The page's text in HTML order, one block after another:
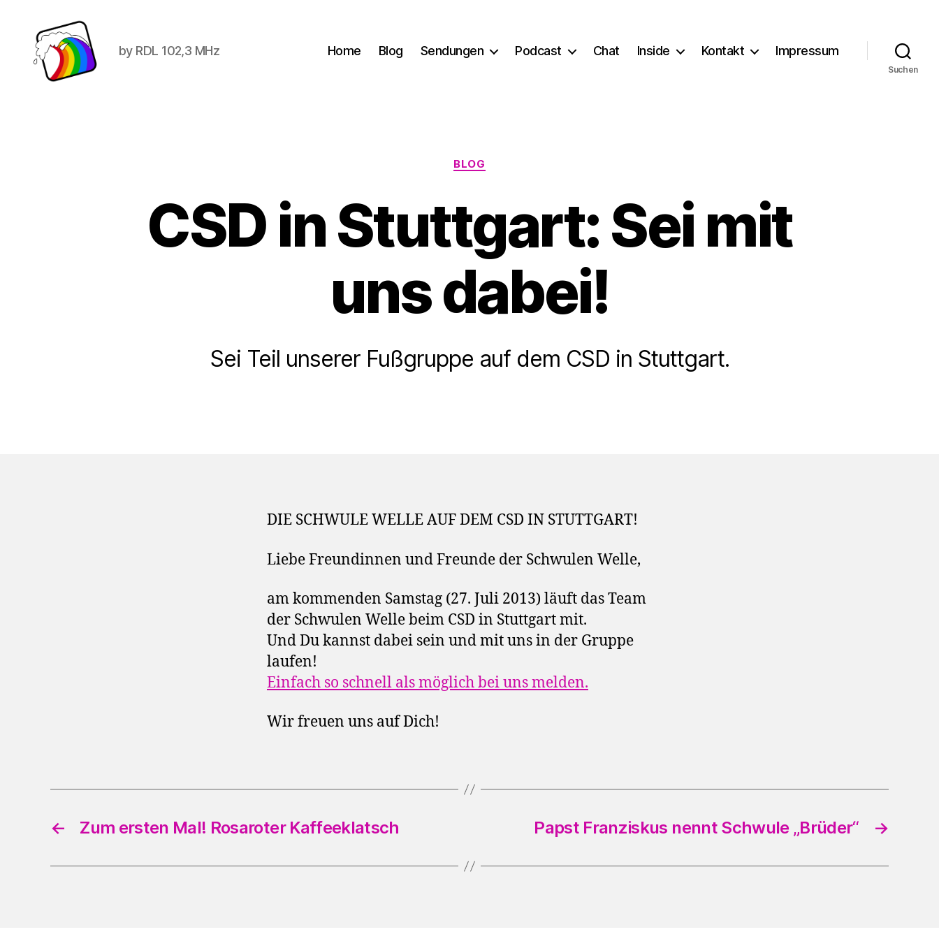
by RDL 102,3 MHz Home Blog Sendungen Podcast Chat Inside Kontakt Impressum
Suchen
Kategorien
BLOG
CSD in Stuttgart: Sei mit
uns dabei!
Sei Teil unserer Fußgruppe auf dem CSD in Stuttgart.
DIE SCHWULE WELLE AUF DEM CSD IN STUTTGART!
Liebe Freundinnen und Freunde der Schwulen Welle,
am kommenden Samstag (27. Juli 2013) läuft das Team
der Schwulen Welle beim CSD in Stuttgart mit.
Und Du kannst dabei sein und mit uns in der Gruppe
laufen!
Einfach so schnell als möglich bei uns melden.
Wir freuen uns auf Dich!
← Zum ersten Mal! Rosaroter Kaffeeklatsch →
Papst Franziskus nennt Schwule „Brüder“